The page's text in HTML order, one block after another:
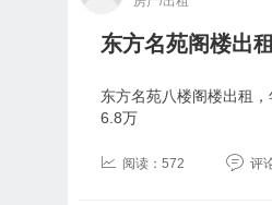
东方名苑阁楼出租
东方名苑八楼阁楼出租
6.8万
阅读：572 评